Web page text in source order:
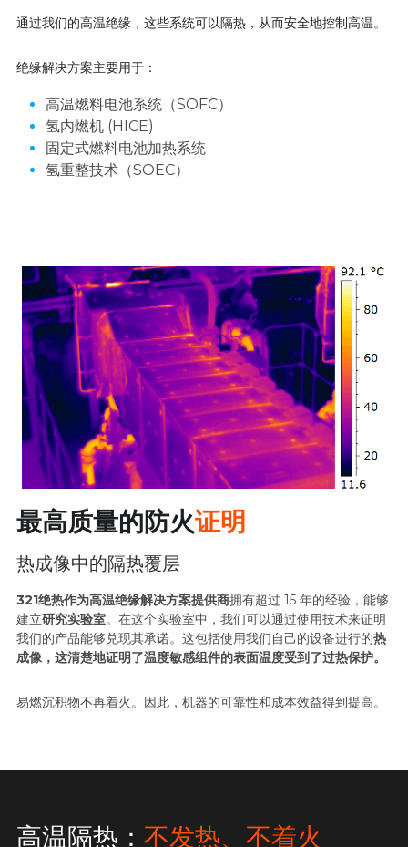
通过我们的高温绝缘，这些系统可以隔热，从而安全地控制高温。
绝缘解决方案主要用于：
高温燃料电池系统（SOFC）
氢内燃机 (HICE)
固定式燃料电池加热系统
氢重整技术（SOEC）
最高质量的防火证明
热成像中的隔热覆层
321绝热作为高温绝缘解决方案提供商拥有超过 15 年的经验，能够
建立研究实验室。在这个实验室中，我们可以通过使用技术来证明
我们的产品能够兑现其承诺。这包括使用我们自己的设备进行的热
成像，这清楚地证明了温度敏感组件的表面温度受到了过热保护。
易燃沉积物不再着火。因此，机器的可靠性和成本效益得到提高。
高温隔热： 不发热、不着火